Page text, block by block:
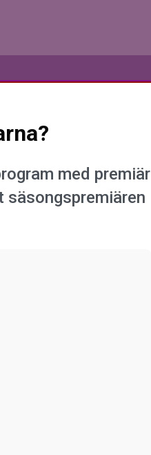
med premiär
säsongspremiären